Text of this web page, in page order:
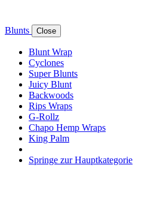
Blunts Close
Blunt Wrap
Cyclones
Super Blunts
Juicy Blunt
Backwoods
Rips Wraps
G-Rollz
Chapo Hemp Wraps
King Palm
Springe zur Hauptkategorie